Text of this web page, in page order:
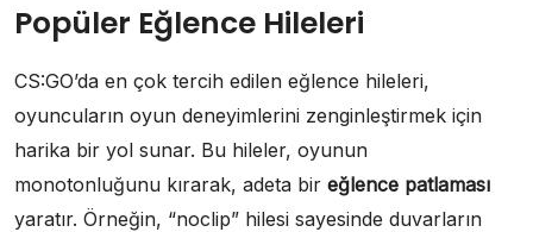
Popüler Eğlence Hileleri
CS:GO’da en çok tercih edilen eğlence hileleri,
oyuncuların oyun deneyimlerini zenginleştirmek için
harika bir yol sunar. Bu hileler, oyunun
monotonluğunu kırarak, adeta bir eğlence patlaması
yaratır. Örneğin, “noclip” hilesi sayesinde duvarların